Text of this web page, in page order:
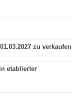
zu verkaufen
etablierter